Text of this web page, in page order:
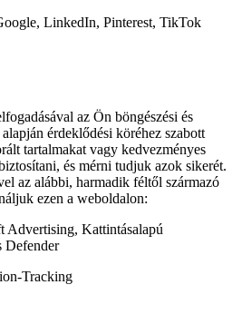
LinkedIn, Pinterest, TikTok
az Ön böngészési és
érdeklődési köréhez szabott
tartalmakat vagy kedvezményes
és mérni tudjuk azok sikerét.
az alábbi, harmadik féltől származó
ezen a weboldalon:
Advertising, Kattintásalapú
Defender
Tracking